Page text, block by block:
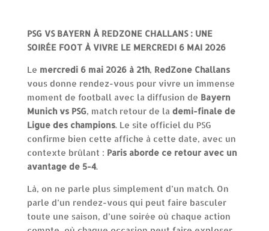
PSG VS BAYERN À REDZONE CHALLANS : UNE
SOIRÉE FOOT À VIVRE LE MERCREDI 6 MAI 2026
Le mercredi 6 mai 2026 à 21h, RedZone Challans
vous donne rendez-vous pour vivre un immense
moment de football avec la diffusion de Bayern
Munich vs PSG, match retour de la demi-finale de
Ligue des champions. Le site officiel du PSG
confirme bien cette affiche à cette date, avec un
contexte brûlant : Paris aborde ce retour avec un
avantage de 5-4.
Là, on ne parle plus simplement d’un match. On
parle d’un rendez-vous qui peut faire basculer
toute une saison, d’une soirée où chaque action